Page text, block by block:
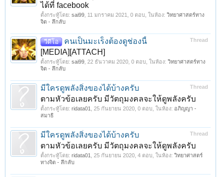
ได้ที่ facebook
ตั้งกระทู้โดย: sai99 11 มกราคม 2021 , 0 ตอบ, ในห้อง: วิทยาศาสตร์ทาง
จิต - ลึกลับ
Thread
วีดีโอ
คนเป็นมะเร็งต้องดูช่องนี้
[MEDIA][ATTACH]
ตั้งกระทู้โดย: sai99 22 ธันวาคม 2020 , 0 ตอบ, ในห้อง: วิทยาศาสตร์ทาง
จิต - ลึกลับ
Thread
มีใครดูพลังสิ่งของได้บ้างครับ
ตามหัวข้อเลยครับ มีวัตถุมงคลจะให้ดูพลังครับ
ตั้งกระทู้โดย: ridata01 25 กันยายน 2020 , 0 ตอบ, ในห้อง: อภิญญา -
สมาธิ
Thread
มีใครดูพลังสิ่งของได้บ้างครับ
ตามหัวข้อเลยครับ มีวัตถุมงคลจะให้ดูพลังครับ
ตั้งกระทู้โดย: ridata01 25 กันยายน 2020 , 4 ตอบ, ในห้อง: วิทยาศาสตร์
ทางจิต - ลึกลับ